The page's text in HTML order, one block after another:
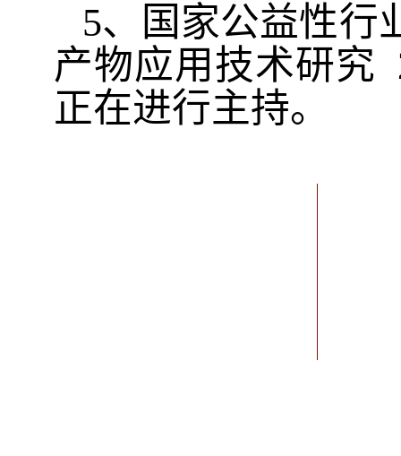
5、国家公益性行
产物应用技术研究
正在进行主持。